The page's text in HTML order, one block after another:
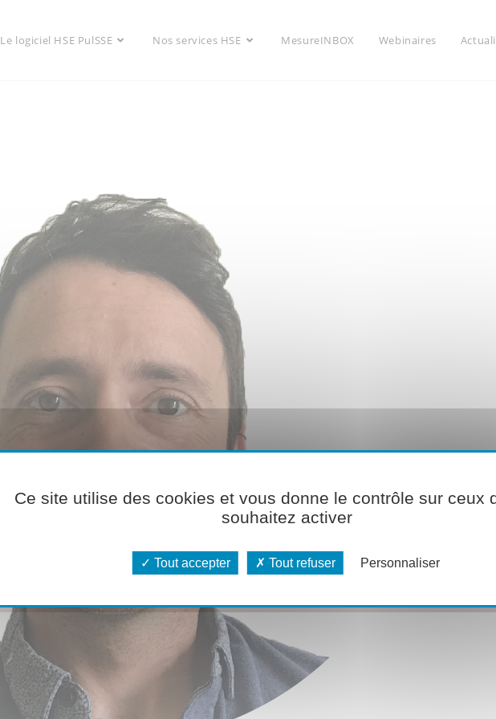
Le logiciel HSE PulSSE Nos services HSE MesureINBOX Webinaires
Ce site utilise des cookies et vous donne le contrôle sur ceux
souhaitez activer
Tout accepter Tout refuser Personnaliser